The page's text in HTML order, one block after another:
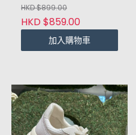
HKD $899.00
HKD $859.00
加入購物車